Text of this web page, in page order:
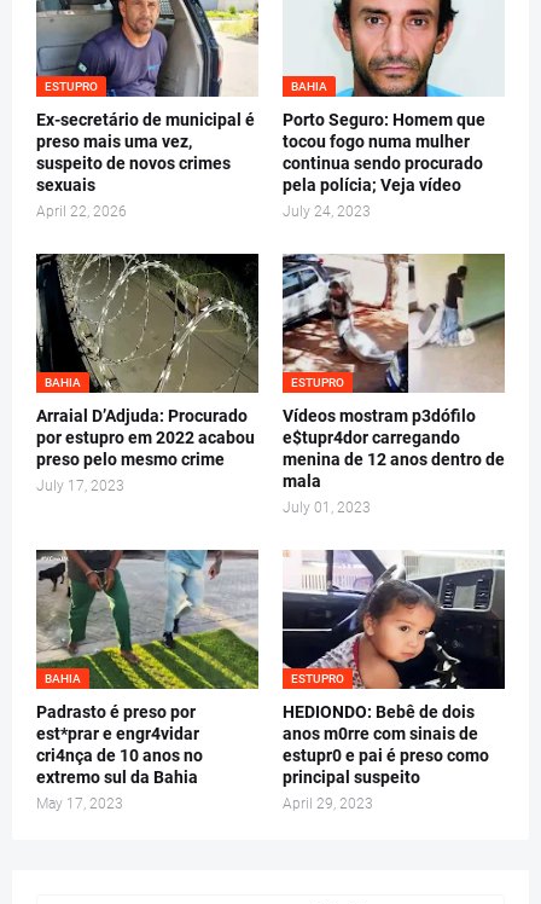
ESTUPRO
Ex-secretário de municipal é
preso mais uma vez,
suspeito de novos crimes
sexuais
April 22, 2026
BAHIA
Porto Seguro: Homem que
tocou fogo numa mulher
continua sendo procurado
pela polícia; Veja vídeo
July 24, 2023
BAHIA
Arraial D’Adjuda: Procurado
por estupro em 2022 acabou
preso pelo mesmo crime
July 17, 2023
ESTUPRO
Vídeos mostram p3dófilo
e$tupr4dor carregando
menina de 12 anos dentro de
mala
July 01, 2023
BAHIA
Padrasto é preso por
est*prar e engr4vidar
cri4nça de 10 anos no
extremo sul da Bahia
May 17, 2023
ESTUPRO
HEDIONDO: Bebê de dois
anos m0rre com sinais de
estupr0 e pai é preso como
principal suspeito
April 29, 2023